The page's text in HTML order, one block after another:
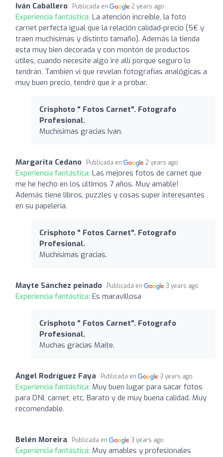
Iván Caballero Publicada en 2 years ago
Experiencia fantástica: La atención increíble, la foto
carnet perfecta igual que la relación calidad-precio (5€ y
traen muchísimas y distinto tamaño). Además la tienda
esta muy bien decorada y con montón de productos
útiles, cuando necesite algo iré allí porque seguro lo
tendrán. También vi que revelan fotografías analógicas a
muy buen precio, tendré que ir a probar.
Crisphoto " Fotos Carnet". Fotografo
Profesional.
Muchísimas gracias Ivan.
Margarita Cedano Publicada en 2 years ago
Experiencia fantástica: Las mejores fotos de carnet que
me he hecho en los últimos 7 años. Muy amable!
Además tiene libros, puzzles y cosas super interesantes
en su papelería.
Crisphoto " Fotos Carnet". Fotografo
Profesional.
Muchísimas gracias.
Mayte Sánchez peinado Publicada en 3 years ago
Experiencia fantástica: Es maravillosa
Crisphoto " Fotos Carnet". Fotografo
Profesional.
Muchas gracias Maite.
Ángel Rodríguez Faya Publicada en 3 years ago
Experiencia fantástica: Muy buen lugar para sacar fotos
para DNI, carnet, etc. Barato y de muy buena calidad. Muy
recomendable.
Belén Moreira Publicada en 3 years ago
Experiencia fantástica: Muy amables y profesionales